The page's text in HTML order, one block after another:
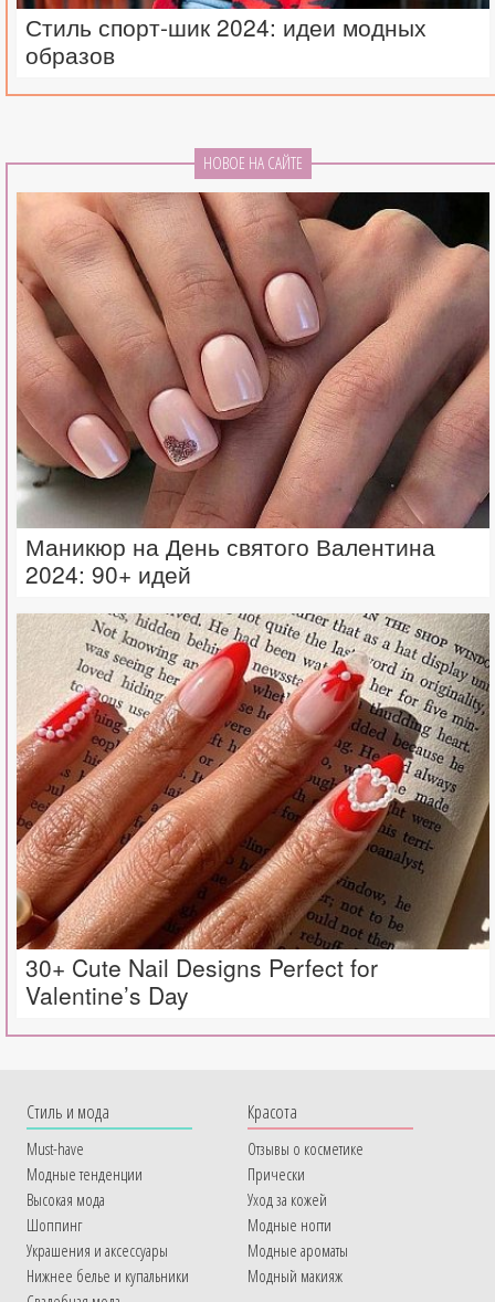
Стиль спорт-шик 2024: идеи модных
образов
НОВОЕ НА САЙТЕ
Маникюр на День святого Валентина
2024: 90+ идей
30+ Cute Nail Designs Perfect for
Valentine’s Day
Cтиль и мода
Must-have
Модные тенденции
Высокая мода
Шоппинг
Украшения и аксессуары
Нижнее белье и купальники
Красота
Отзывы о косметике
Прически
Уход за кожей
Модные ногти
Модные ароматы
Модный макияж